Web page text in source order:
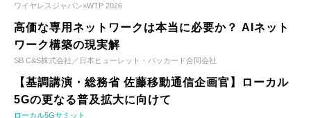
ワイヤレスジャパン×WTP 2026
高価な専用ネットワークは本当に必要か？ AIネット
ワーク構築の現実解
SB C&S株式会社／日本ヒューレット・パッカード合同会社
【基調講演・総務省 佐藤移動通信企画官】ローカル
5Gの更なる普及拡大に向けて
ローカル5Gサミット